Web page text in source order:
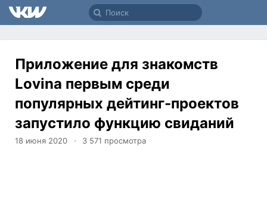
Приложение для знакомств
Lovina первым среди
популярных дейтинг-проектов
запустило функцию свиданий
18 июня 2020 3 571 просмотра